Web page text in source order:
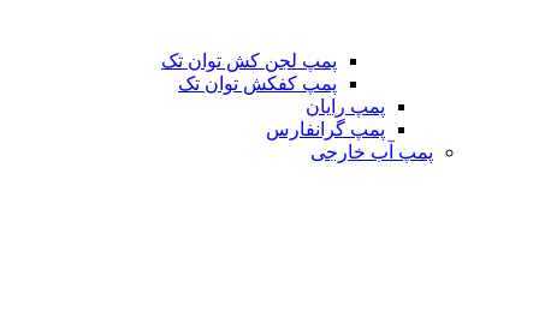
پمپ لجن کش توان تک
پمپ کفکش توان تک
پمپ رایان
پمپ گرانفارس
پمپ آب خارجی